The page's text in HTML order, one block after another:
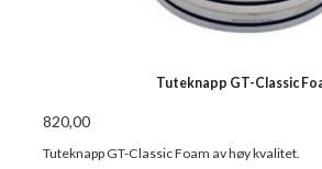
Tuteknapp GT-Classic
820,00
Tuteknapp GT-Classic Foam av høy kvalitet.